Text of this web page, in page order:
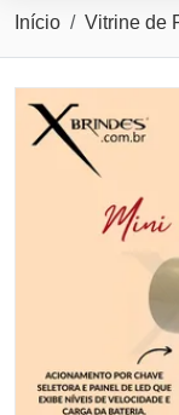
Início Vitrine de